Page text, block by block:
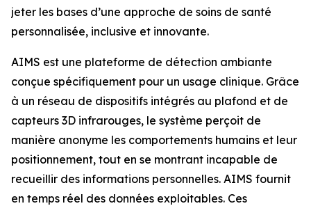
jeter les bases d’une approche de soins de santé
personnalisée, inclusive et innovante.
AIMS est une plateforme de détection ambiante
conçue spécifiquement pour un usage clinique. Grâce
à un réseau de dispositifs intégrés au plafond et de
capteurs 3D infrarouges, le système perçoit de
manière anonyme les comportements humains et leur
positionnement, tout en se montrant incapable de
recueillir des informations personnelles. AIMS fournit
en temps réel des données exploitables. Ces